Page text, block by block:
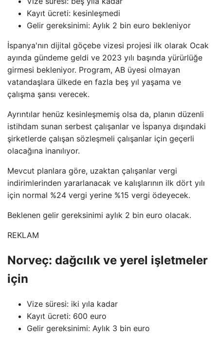
Kayıt ücreti: kesinleşmedi
Gelir gereksinimi: Aylık 2 bin euro bekleniyor
İspanya'nın dijital göçebe vizesi projesi ilk olarak Ocak
ayında gündeme geldi ve 2023 yılı başında yürürlüğe
girmesi bekleniyor. Program, AB üyesi olmayan
vatandaşlara ülkede en fazla beş yıl yaşama ve
çalışma şansı verecek.
Ayrıntılar henüz kesinleşmemiş olsa da, planın düzenli
istihdam sunan serbest çalışanlar ve İspanya dışındaki
şirketlerde çalışan sözleşmeli çalışanlar için geçerli
olacağına inanılıyor.
Mevcut planlara göre, uzaktan çalışanlar vergi
indirimlerinden yararlanacak ve kalışlarının ilk dört yılı
için normal %24 vergi yerine %15 vergi ödeyecek.
Beklenen gelir gereksinimi aylık 2 bin euro olacak.
REKLAM
Norveç: dağcılık ve yerel işletmeler
için
Vize süresi: iki yıla kadar
Kayıt ücreti: 600 euro
Gelir gereksinimi: Aylık 3 bin euro